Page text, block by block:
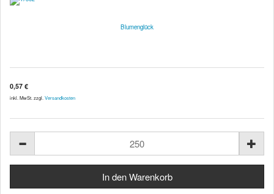
Blumenglück
0,57 €
inkl. MwSt. zzgl. Versandkosten